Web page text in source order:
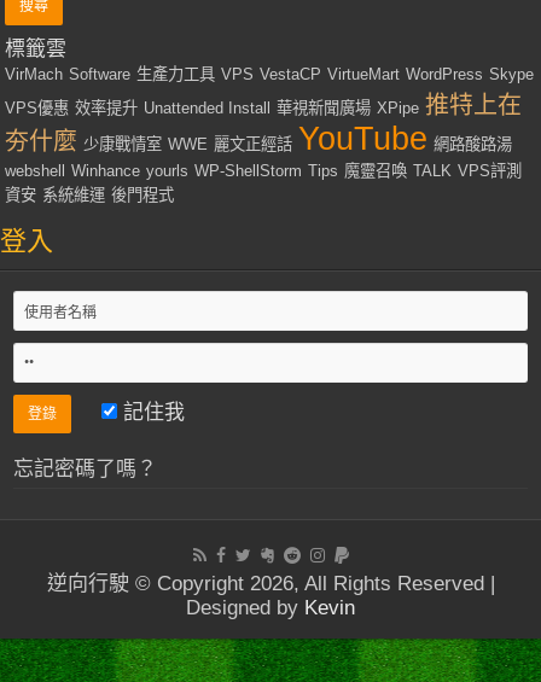
標籤雲
VirMach Software 生產力工具 VPS VestaCP VirtueMart WordPress Skype
VPS優惠 效率提升 Unattended Install 華視新聞廣場 XPipe 推特上在
夯什麼 少康戰情室 WWE 麗文正經話 YouTube 網路酸路湯
webshell
Winhance yourls WP-ShellStorm Tips 魔靈召喚 TALK VPS評測
資安 系統維運 後門程式
登入
記住我
忘記密碼了嗎？
逆向行駛 © Copyright 2026, All Rights Reserved |
Designed by Kevin